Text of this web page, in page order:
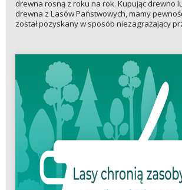
drewna rosną z roku na rok. Kupując drewno
drewna z Lasów Państwowych, mamy
został pozyskany w sposób niezagrażający